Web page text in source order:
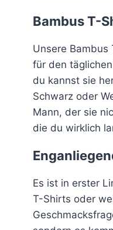
Bambus T-
Unsere
für den
du kannst sie
Schwarz oder
Mann, der sie
die du wirklich
Es ist in erster
T-Shirts oder